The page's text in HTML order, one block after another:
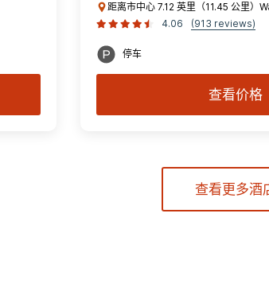
距离市中心 7.12 英里（11.45 公里）
4.06
(913 reviews)
停车
查看价格
查看更多酒